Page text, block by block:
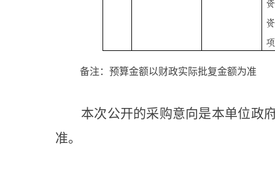
备注：预算金额以财政实际批复金额为准
本次公开的采购意向是本单位政府
准。